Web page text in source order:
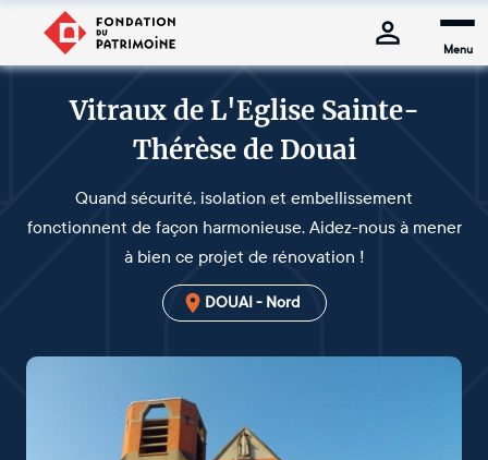
Menu
Vitraux de L'Eglise Sainte-
Thérèse de Douai
Quand sécurité, isolation et embellissement
fonctionnent de façon harmonieuse. Aidez-nous à mener
à bien ce projet de rénovation !
DOUAI - Nord